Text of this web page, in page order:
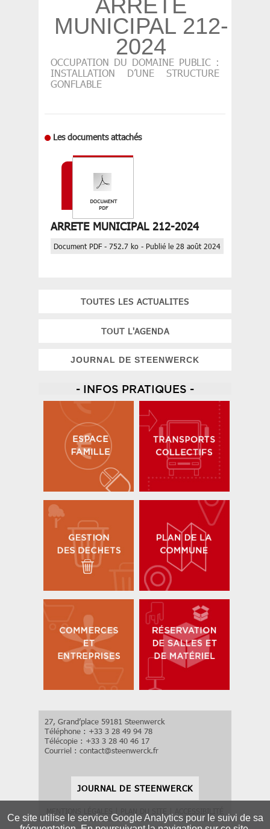
Ce site utilise le service Google Analytics pour le suivi de sa
ARRETE
MUNICIPAL 212-
2024
OCCUPATION DU DOMAINE PUBLIC :
INSTALLATION D’UNE STRUCTURE
GONFLABLE
Les documents attachés
ARRETE MUNICIPAL 212-2024
Document PDF - 752.7 ko - Publié le 28 août 2024
TOUTES LES ACTUALITES
TOUT L'AGENDA
JOURNAL DE STEENWERCK
- INFOS PRATIQUES -
27, Grand’place 59181 Steenwerck
Téléphone : +33 3 28 49 94 78
Télécopie : +33 3 28 40 46 17
Courriel : contact@steenwerck.fr
JOURNAL DE STEENWERCK